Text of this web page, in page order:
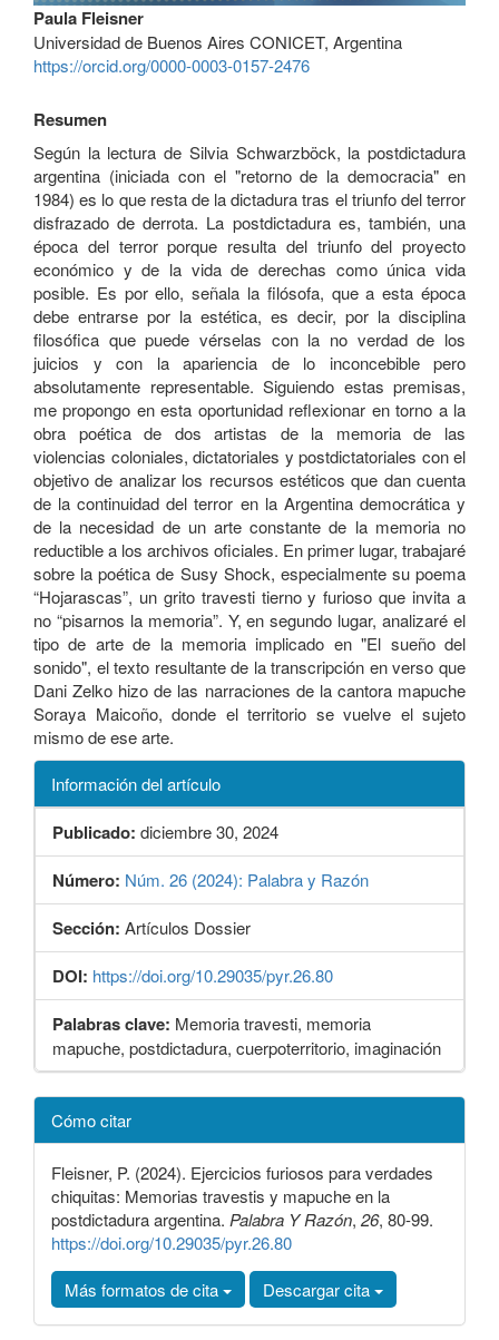
Contenido
principal
del
artículo
Paula Fleisner
Universidad de Buenos Aires CONICET, Argentina
https://orcid.org/0000-0003-0157-2476
Resumen
Según la lectura de Silvia Schwarzböck, la postdictadura
argentina (iniciada con el "retorno de la democracia" en
1984) es lo que resta de la dictadura tras el triunfo del terror
disfrazado de derrota. La postdictadura es, también, una
época del terror porque resulta del triunfo del proyecto
económico y de la vida de derechas como única vida
posible. Es por ello, señala la filósofa, que a esta época
debe entrarse por la estética, es decir, por la disciplina
filosófica que puede vérselas con la no verdad de los
juicios y con la apariencia de lo inconcebible pero
absolutamente representable. Siguiendo estas premisas,
me propongo en esta oportunidad reflexionar en torno a la
obra poética de dos artistas de la memoria de las
violencias coloniales, dictatoriales y postdictatoriales con el
objetivo de analizar los recursos estéticos que dan cuenta
de la continuidad del terror en la Argentina democrática y
de la necesidad de un arte constante de la memoria no
reductible a los archivos oficiales. En primer lugar, trabajaré
sobre la poética de Susy Shock, especialmente su poema
“Hojarascas”, un grito travesti tierno y furioso que invita a
no “pisarnos la memoria”. Y, en segundo lugar, analizaré el
tipo de arte de la memoria implicado en "El sueño del
sonido", el texto resultante de la transcripción en verso que
Dani Zelko hizo de las narraciones de la cantora mapuche
Soraya Maicoño, donde el territorio se vuelve el sujeto
mismo de ese arte.
Información del artículo
Publicado: diciembre 30, 2024
Número: Núm. 26 (2024): Palabra y Razón
Sección: Artículos Dossier
DOI: https://doi.org/10.29035/pyr.26.80
Palabras clave: Memoria travesti, memoria
mapuche, postdictadura, cuerpoterritorio, imaginación
Detalles
del
artículo
Cómo citar
Fleisner, P. (2024). Ejercicios furiosos para verdades
chiquitas: Memorias travestis y mapuche en la
postdictadura argentina. Palabra Y Razón, 26, 80-99.
https://doi.org/10.29035/pyr.26.80
Más formatos de cita
Descargar cita